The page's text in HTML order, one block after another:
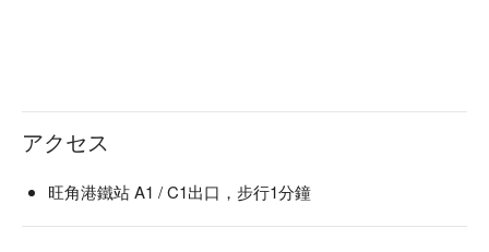
アクセス
旺角港鐵站 A1 / C1出口，步行1分鐘